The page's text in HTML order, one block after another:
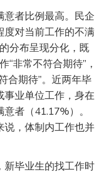
意者比例最高。民企
度对当前工作的不满
分布呈现分化，既
“非常不符合期待”，
合期待”。近两年毕
事业单位工作，身在
者（41.17%）。
说，体制内工作也并
新毕业生的找工作时